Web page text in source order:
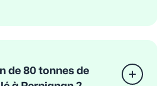
de 80 tonnes de